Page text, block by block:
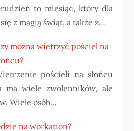
to miesiąc, który dla
z magią świąt, a także z…
można wietrzyć pościel na
pościeli na słońcu
ma wiele zwolenników, ale
Wiele osób…
na workation?